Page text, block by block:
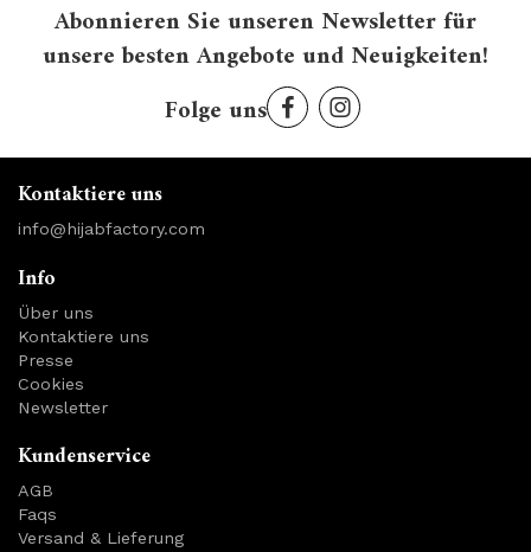
Abonnieren Sie unseren Newsletter für
unsere besten Angebote und Neuigkeiten!
Folge uns
Kontaktiere uns
info@hijabfactory.com
Info
Über uns
Kontaktiere uns
Presse
Cookies
Newsletter
Kundenservice
AGB
Faqs
Versand & Lieferung